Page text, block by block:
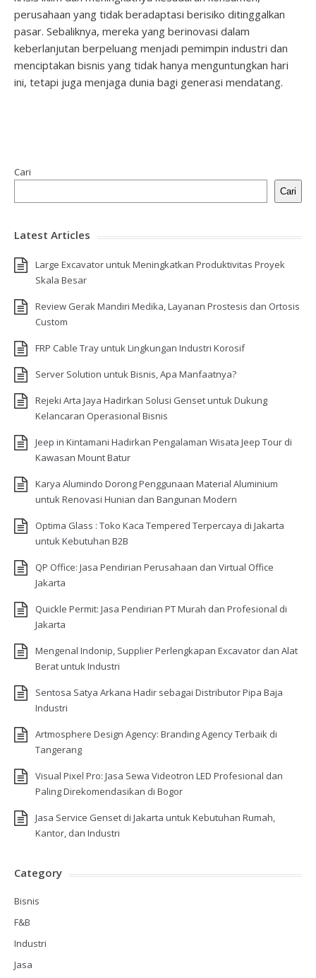
perusahaan yang tidak beradaptasi berisiko ditinggalkan
pasar. Sebaliknya, mereka yang berinovasi dalam
keberlanjutan berpeluang menjadi pemimpin industri dan
menciptakan bisnis yang tidak hanya menguntungkan hari
ini, tetapi juga menjaga dunia bagi generasi mendatang.
Cari
Cari
Latest Articles
Large Excavator untuk Meningkatkan Produktivitas Proyek
Skala Besar
Review Gerak Mandiri Medika, Layanan Prostesis dan Ortosis
Custom
FRP Cable Tray untuk Lingkungan Industri Korosif
Server Solution untuk Bisnis, Apa Manfaatnya?
Rejeki Arta Jaya Hadirkan Solusi Genset untuk Dukung
Kelancaran Operasional Bisnis
Jeep in Kintamani Hadirkan Pengalaman Wisata Jeep Tour di
Kawasan Mount Batur
Karya Alumindo Dorong Penggunaan Material Aluminium
untuk Renovasi Hunian dan Bangunan Modern
Optima Glass : Toko Kaca Tempered Terpercaya di Jakarta
untuk Kebutuhan B2B
QP Office: Jasa Pendirian Perusahaan dan Virtual Office
Jakarta
Quickle Permit: Jasa Pendirian PT Murah dan Profesional di
Jakarta
Mengenal Indonip, Supplier Perlengkapan Excavator dan Alat
Berat untuk Industri
Sentosa Satya Arkana Hadir sebagai Distributor Pipa Baja
Industri
Artmosphere Design Agency: Branding Agency Terbaik di
Tangerang
Visual Pixel Pro: Jasa Sewa Videotron LED Profesional dan
Paling Direkomendasikan di Bogor
Jasa Service Genset di Jakarta untuk Kebutuhan Rumah,
Kantor, dan Industri
Category
Bisnis
F&B
Industri
Jasa